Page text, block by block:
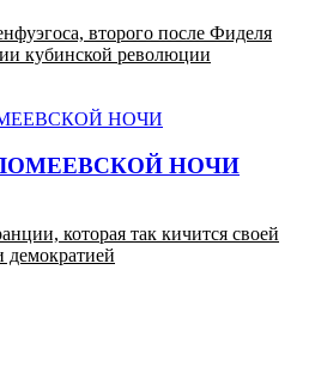
второго после Фиделя
кубинской революции
НОЧИ
которая так кичится своей
демократией